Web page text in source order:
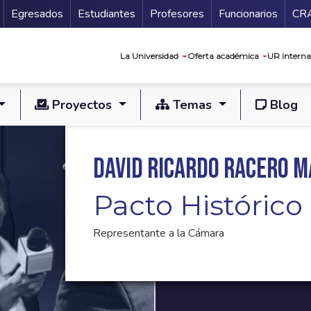
Secundario
Egresados Estudiantes Profesores Funcionarios
La Universidad Oferta académica UR
Proyectos Temas Blog
David Ricardo Racero
Pacto Histórico
Representante a la Cámara